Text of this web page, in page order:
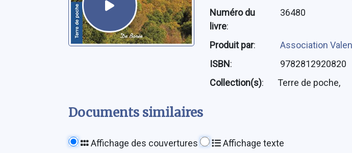
Numéro du
livre:
36480
Produit par:
Association
ISBN:
9782812920820
Collection(s): Terre de poche,
Documents similaires
Affichage des couvertures Affichage texte